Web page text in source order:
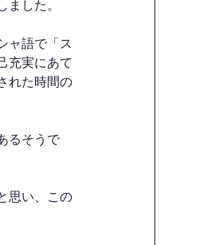
した。
ャ語で「ス
充実にあて
れた時間の
るそうで
思い、この